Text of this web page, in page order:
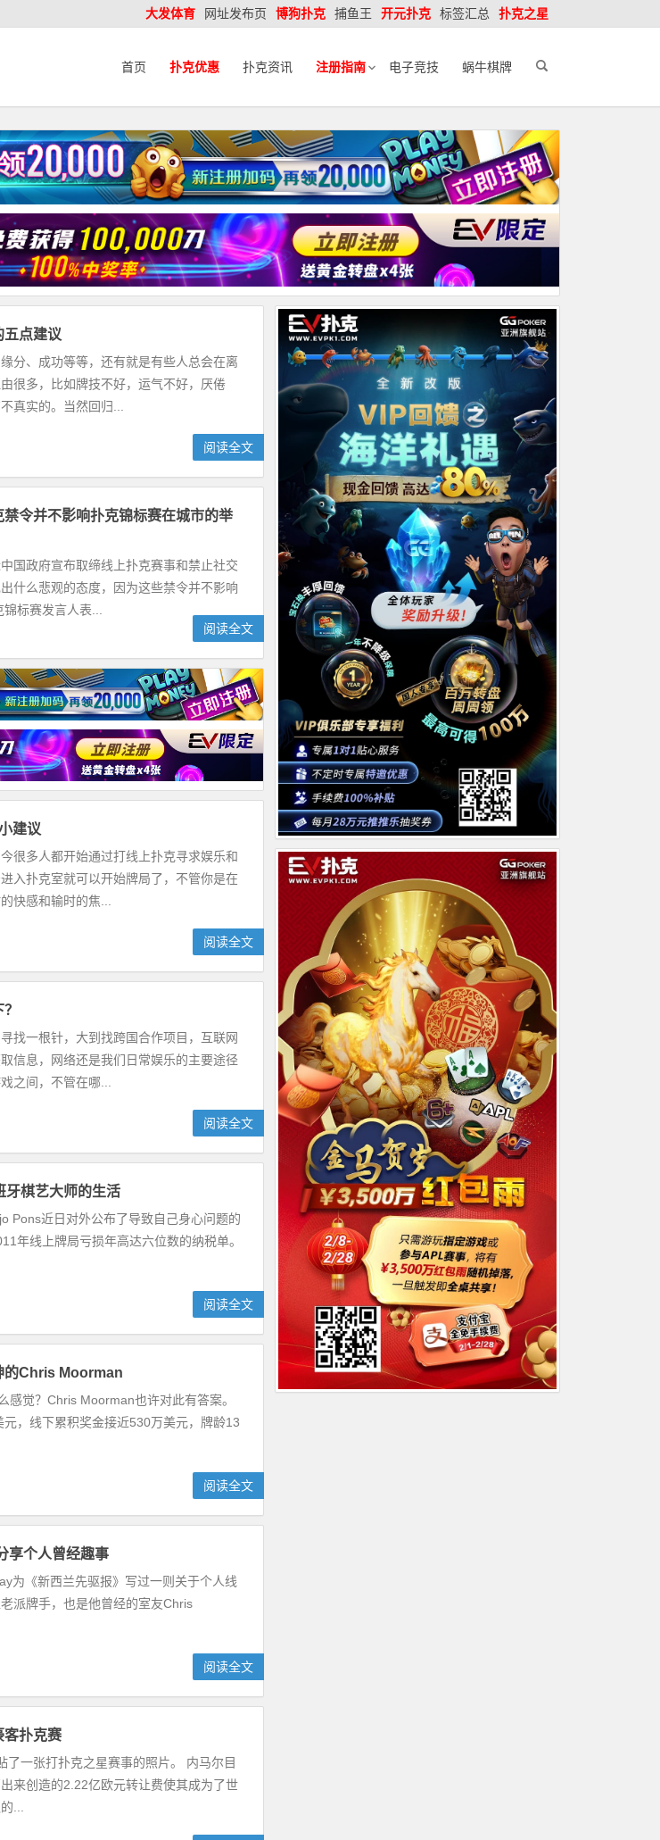
大发体育 网址发布页 博狗扑克 捕鱼王 开元扑克 标签汇总 扑克之星
首页 扑克优惠 扑克资讯 注册指南 电子竞技 蜗牛棋牌
五点建议
分、成功等等，还有就是有些人总会在离
很多，比如牌技不好，运气不好，厌倦
真实的。当然回归...
阅读全文
令并不影响扑克锦标赛在城市的举
国政府宣布取缔线上扑克赛事和禁止社交
什么悲观的态度，因为这些禁令并不影响
标赛发言人表...
阅读全文
建议
很多人都开始通过打线上扑克寻求娱乐和
入扑克室就可以开始牌局了，不管你是在
快感和输时的焦...
阅读全文
找一根针，大到找跨国合作项目，互联网
信息，网络还是我们日常娱乐的主要途径
之间，不管在哪...
阅读全文
牙棋艺大师的生活
Pons近日对外公布了导致自己身心问题的
线上牌局亏损年高达六位数的纳税单。
阅读全文
的Chris Moorman
感觉？Chris Moorman也许对此有答案。
，线下累积奖金接近530万美元，牌龄13
阅读全文
享个人曾经趣事
为《新西兰先驱报》写过一则关于个人线
派牌手，也是他曾经的室友Chris
阅读全文
客扑克赛
一张打扑克之星赛事的照片。 内马尔目
来创造的2.22亿欧元转让费使其成为了世
...